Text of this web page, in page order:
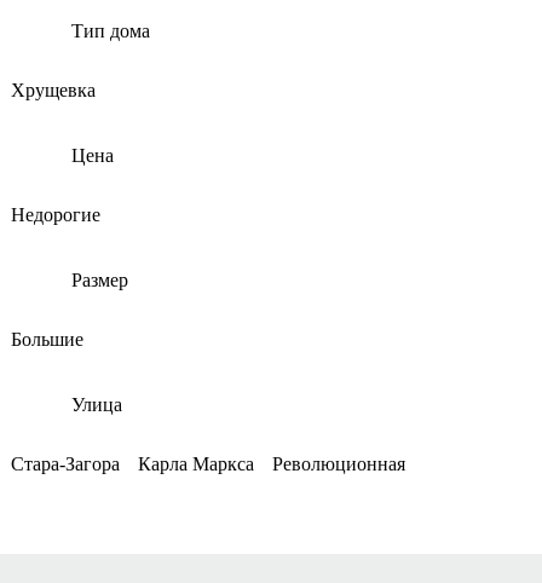
Тип дома
Хрущевка
Цена
Недорогие
Размер
Большие
Улица
Стара-Загора Карла Маркса Революционная